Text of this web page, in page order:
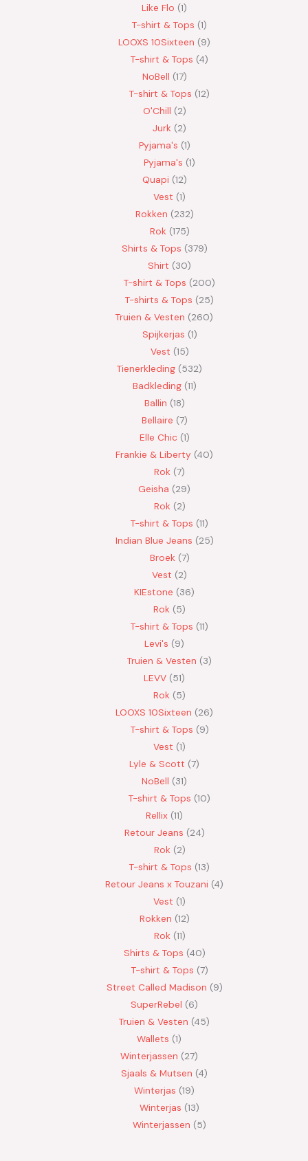
Like Flo 1
T-shirt & Tops 1
LOOXS 10Sixteen
9
T-shirt & Tops 4
NoBell 17
T-shirt & Tops 12
O'Chill 2
Jurk 2
Pyjama's 1
Pyjama's 1
Quapi 12
Vest 1
Rokken 232
Rok 175
Shirts & Tops 379
Shirt
30
T-shirt & Tops
200
T-shirts & Tops
25
Truien & Vesten
260
Spijkerjas 1
Vest 15
Tienerkleding 532
Badkleding 11
Ballin 18
Bellaire 7
Elle Chic 1
Frankie & Liberty 40
Rok 7
Geisha
29
Rok 2
T-shirt & Tops 11
Indian Blue Jeans 25
Broek 7
Vest
2
KIEstone
36
Rok 5
T-shirt & Tops 11
Levi's
9
Truien & Vesten
3
LEVV 51
Rok 5
LOOXS 10Sixteen
26
T-shirt & Tops 9
Vest 1
Lyle & Scott 7
NoBell
31
T-shirt & Tops 10
Rellix 11
Retour Jeans 24
Rok 2
T-shirt & Tops 13
Retour Jeans x Touzani 4
Vest 1
Rokken 12
Rok 11
Shirts & Tops 40
T-shirt & Tops 7
Street Called Madison 9
SuperRebel
6
Truien & Vesten 45
Wallets 1
Winterjassen
27
Sjaals & Mutsen 4
Winterjas 19
Winterjas 13
Winterjassen
5